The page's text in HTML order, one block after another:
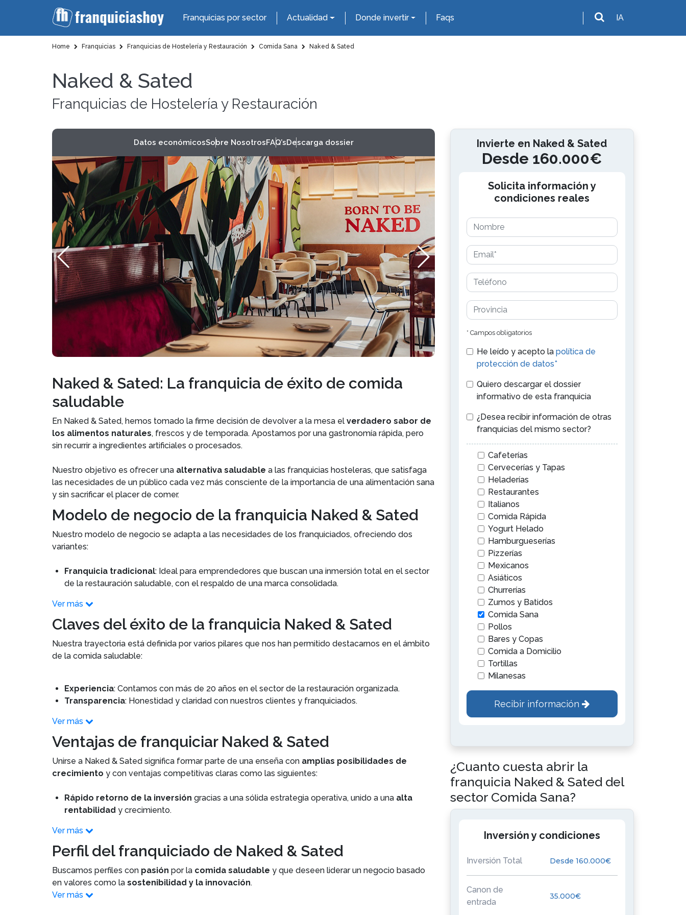
Franquicias por sector Actualidad Donde invertir Faqs IA
Home Franquicias Franquicias de Hostelería y Restauración Comida Sana Naked & Sated
Naked & Sated
Franquicias de Hostelería y Restauración
Datos económicosSobre NosotrosFAQ’sDescarga dossier
Naked & Sated: La franquicia de éxito de comida
saludable
En Naked & Sated, hemos tomado la firme decisión de devolver a la mesa el verdadero sabor de
los alimentos naturales, frescos y de temporada. Apostamos por una gastronomía rápida, pero
sin recurrir a ingredientes artificiales o procesados.
Nuestro objetivo es ofrecer una alternativa saludable a las franquicias hosteleras, que satisfaga
las necesidades de un público cada vez más consciente de la importancia de una alimentación sana
y sin sacrificar el placer de comer.
Modelo de negocio de la franquicia Naked & Sated
Nuestro modelo de negocio se adapta a las necesidades de los franquiciados, ofreciendo dos
variantes:
Franquicia tradicional: Ideal para emprendedores que buscan una inmersión total en el sector
de la restauración saludable, con el respaldo de una marca consolidada.
Ver más
Claves del éxito de la franquicia Naked & Sated
Nuestra trayectoria está definida por varios pilares que nos han permitido destacarnos en el ámbito
de la comida saludable:
Experiencia: Contamos con más de 20 años en el sector de la restauración organizada.
Transparencia: Honestidad y claridad con nuestros clientes y franquiciados.
Ver más
Ventajas de franquiciar Naked & Sated
Unirse a Naked & Sated significa formar parte de una enseña con amplias posibilidades de
crecimiento y con ventajas competitivas claras como las siguientes:
Rápido retorno de la inversión gracias a una sólida estrategia operativa, unido a una alta
rentabilidad y crecimiento.
Ver más
Perfil del franquiciado de Naked & Sated
Buscamos perfiles con pasión por la comida saludable y que deseen liderar un negocio basado
en valores como la sostenibilidad y la innovación.
Ver más
Invierte en Naked & Sated
Desde 160.000€
Solicita información y
condiciones reales
* Campos obligatorios
He leído y acepto la política de
protección de datos*
Quiero descargar el dossier
informativo de esta franquicia
¿Desea recibir información de otras
franquicias del mismo sector?
Cafeterías
Cervecerías y Tapas
Heladerías
Restaurantes
Italianos
Comida Rápida
Yogurt Helado
Hamburgueserías
Pizzerías
Mexicanos
Asiáticos
Churrerías
Zumos y Batidos
Comida Sana
Pollos
Bares y Copas
Comida a Domicilio
Tortillas
Milanesas
Recibir información
¿Cuanto cuesta abrir la
franquicia Naked & Sated del
sector Comida Sana?
Inversión y condiciones
Inversión Total Desde 160.000€
Canon de
entrada
35.000€